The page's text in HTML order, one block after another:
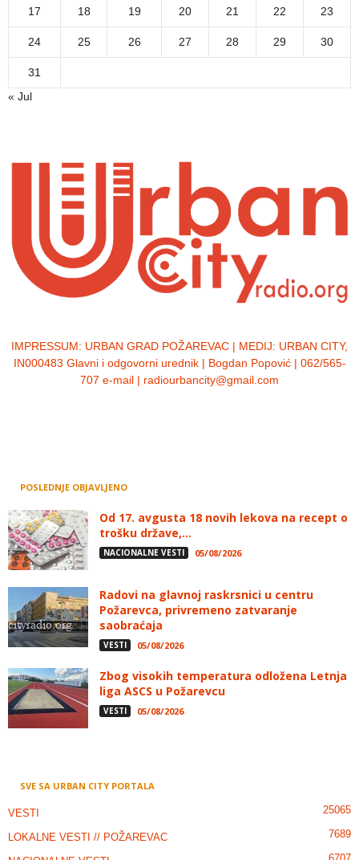
17 18 19 20 21 22 23
24 25 26 27 28 29 30
31
« Jul
IMPRESSUM: URBAN GRAD POŽAREVAC | MEDIJ: URBAN CITY,
IN000483 Glavni i odgovorni urednik | Bogdan Popović | 062/565-
707 e-mail | radiourbancity@gmail.com
POSLEDNJE OBJAVLJENO
Od 17. avgusta 18 novih lekova na recept o
trošku države,...
NACIONALNE VESTI 05/08/2026
Radovi na glavnoj raskrsnici u centru
Požarevca, privremeno zatvaranje
saobraćaja
VESTI 05/08/2026
Zbog visokih temperatura odložena Letnja
liga ASCS u Požarevcu
VESTI 05/08/2026
SVE SA URBAN CITY PORTALA
VESTI 25065
LOKALNE VESTI // POŽAREVAC 7689